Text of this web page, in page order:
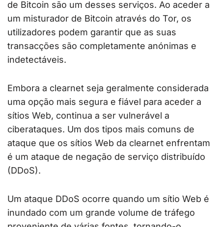
de Bitcoin são um desses serviços. Ao aceder a
um misturador de Bitcoin através do Tor, os
utilizadores podem garantir que as suas
transacções são completamente anónimas e
indetectáveis.
Embora a clearnet seja geralmente considerada
uma opção mais segura e fiável para aceder a
sítios Web, continua a ser vulnerável a
ciberataques. Um dos tipos mais comuns de
ataque que os sítios Web da clearnet enfrentam
é um ataque de negação de serviço distribuído
(DDoS).
Um ataque DDoS ocorre quando um sítio Web é
inundado com um grande volume de tráfego